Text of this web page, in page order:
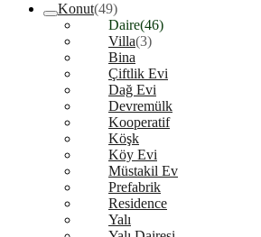
Konut(49)
Daire(46)
Villa(3)
Bina
Çiftlik Evi
Dağ Evi
Devremülk
Kooperatif
Köşk
Köy Evi
Müstakil Ev
Prefabrik
Residence
Yalı